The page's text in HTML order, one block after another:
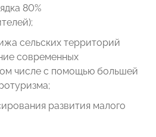
80%
сельских территорий
современных
числе с помощью большей
развития малого